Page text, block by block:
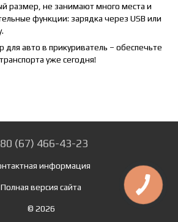
размер, не занимают много места и
функции: зарядка через USB или
для авто в прикуриватель – обеспечьте
уже сегодня!
(67) 466-43-23
информация
Полная версия сайта
© 2026